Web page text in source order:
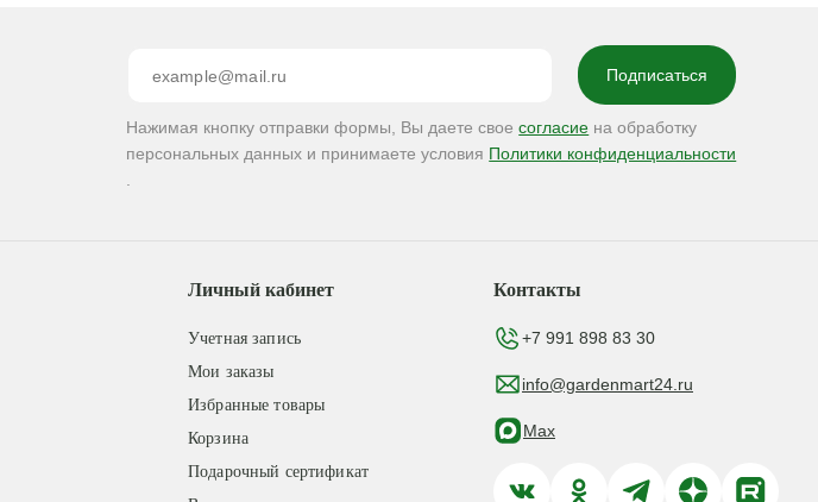
Нажимая кнопку отправки формы, Вы даете своесогласие на обработку
персональных данных и принимаете условия Политики конфиденциальности
Личный кабинет
Учетная запись
Мои заказы
Избранные товары
Корзина
Подарочный сертификат
Контакты
+7 991 898 83 30
info@gardenmart24.ru
Max